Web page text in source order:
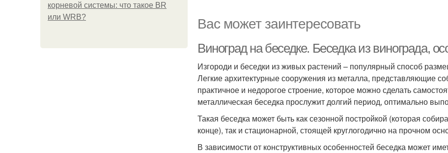
корневой системы: что такое BR
или WRB?
Вас может заинтересовать
Виноград на беседке. Беседка из винограда,
Изгороди и беседки из живых растений – популярный способ
Легкие архитектурные сооружения из металла, представляющие
практичное и недорогое строение, которое можно сделать
металлическая беседка прослужит долгий период, оптимально
Такая беседка может быть как сезонной постройкой (которая
конце), так и стационарной, стоящей круглогодично на прочном
В зависимости от конструктивных особенностей беседка может